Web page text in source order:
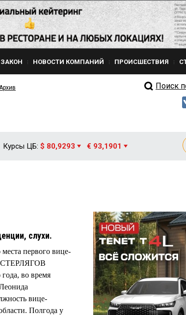
ЗАКОН НОВОСТИ КОМПАНИЙ ПРОИСШЕСТВИЯ
Поиск
Курсы ЦБ: $ 80,9293 € 93,1901
слухи.
первого вице-
СТЕРЛЯГОВ
года, во время
вице-
Полгода у